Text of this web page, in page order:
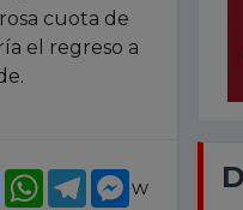
cuota de
el regreso a
FacebookWhatsApp
TelegramMessenger
w